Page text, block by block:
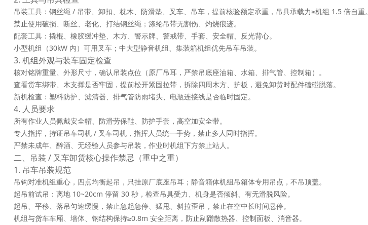
吊装工具：钢丝绳 / 吊带、卸扣、枕木、防滑垫、叉车、吊车，提前核验额定承重， 吊具承载力≥机组 1.5 倍自重。
禁止使用破损、断丝、老化、打结钢丝绳；涤纶吊带无割伤、灼烧痕迹。
配套工具：撬棍、橡胶缓冲垫、木方、警示牌、警戒带、手套、安全帽、反光背心。
小型机组（30kW 内）可用叉车；中大型静音机组、集装箱机组优先吊车吊装。
3. 机组外观与装车固定检查
核对铭牌重量、外形尺寸，确认吊装点位（原厂吊耳，严禁吊底座油箱、水箱、排气管、控制箱）。
查看货车绑带、木支撑是否牢固，提前松开紧固拉带，拆除四周木方、护板，避免卸货时配件磕碰脱落。
新机检查：塑料防护、滤清器、排气管防雨堵头、电瓶连接线是否临时固定。
4. 人员要求
所有作业人员佩戴安全帽、防滑劳保鞋、防护手套，高空加安全带。
专人指挥，持证吊车司机 / 叉车司机，指挥人员统一手势，禁止多人同时指挥。
严禁未成年、醉酒、无经验人员参与吊装，作业时机组下方禁止站人。
二、吊装 / 叉车卸货核心操作禁忌（重中之重）
1. 吊车吊装规范
吊钩对准机组重心，四点均衡起吊， 只挂原厂底座吊耳；静音箱体机组吊箱体专用吊点，不吊顶盖。
起吊前试吊：离地 10~20cm 停留 30 秒，检查吊具受力、机身是否倾斜、有无滑脱风险。
起吊、平移、落吊匀速缓慢，禁止急起急停、猛甩、斜拉歪吊，禁止在空中长时间悬停。
机组与货车车厢、墙体、钢结构保持≥0.8m 安全距离，防止剐蹭散热器、控制面板、消音器。